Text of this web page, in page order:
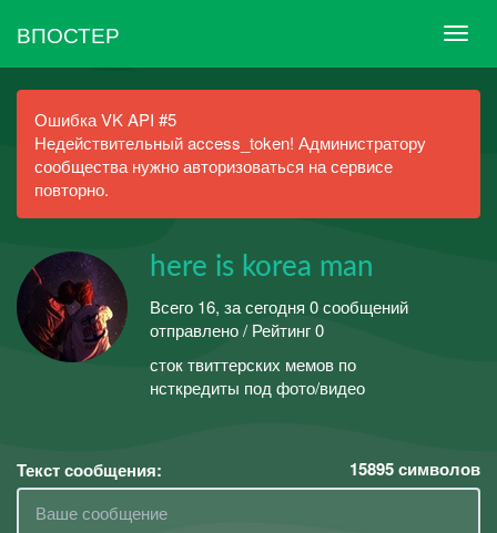
ВПОСТЕР
Ошибка VK API #5
Недействительный access_token! Администратору
сообщества нужно авторизоваться на сервисе
повторно.
here is korea man
Всего 16, за сегодня 0 сообщений
отправлено / Рейтинг 0
сток твиттерских мемов по
нсткредиты под фото/видео
Текст сообщения: 15895символов